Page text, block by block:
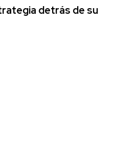
detrás de su